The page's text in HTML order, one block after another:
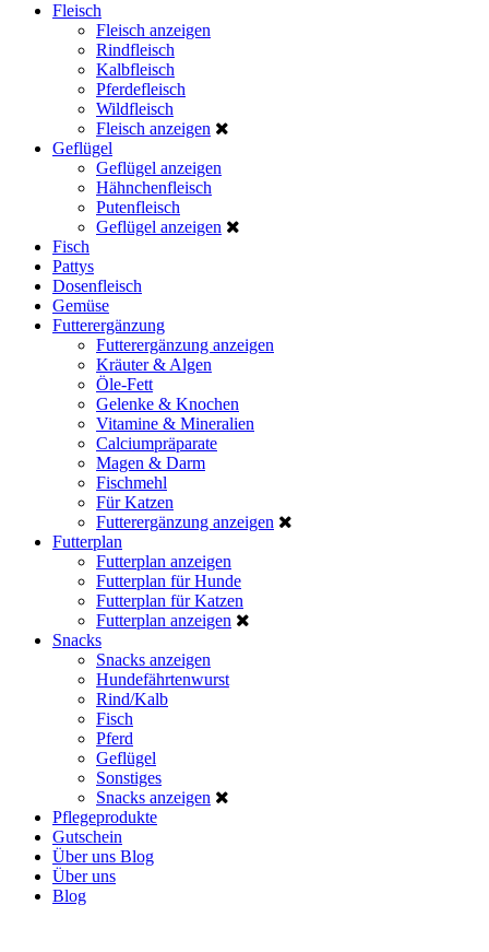
Fleisch
Fleisch anzeigen
Rindfleisch
Kalbfleisch
Pferdefleisch
Wildfleisch
Fleisch anzeigen
Geflügel
Geflügel anzeigen
Hähnchenfleisch
Putenfleisch
Geflügel anzeigen
Fisch
Pattys
Dosenfleisch
Gemüse
Futterergänzung
Futterergänzung anzeigen
Kräuter & Algen
Öle-Fett
Gelenke & Knochen
Vitamine & Mineralien
Calciumpräparate
Magen & Darm
Fischmehl
Für Katzen
Futterergänzung anzeigen
Futterplan
Futterplan anzeigen
Futterplan für Hunde
Futterplan für Katzen
Futterplan anzeigen
Snacks
Snacks anzeigen
Hundefährtenwurst
Rind/Kalb
Fisch
Pferd
Geflügel
Sonstiges
Snacks anzeigen
Pflegeprodukte
Gutschein
Über uns Blog
Über uns
Blog